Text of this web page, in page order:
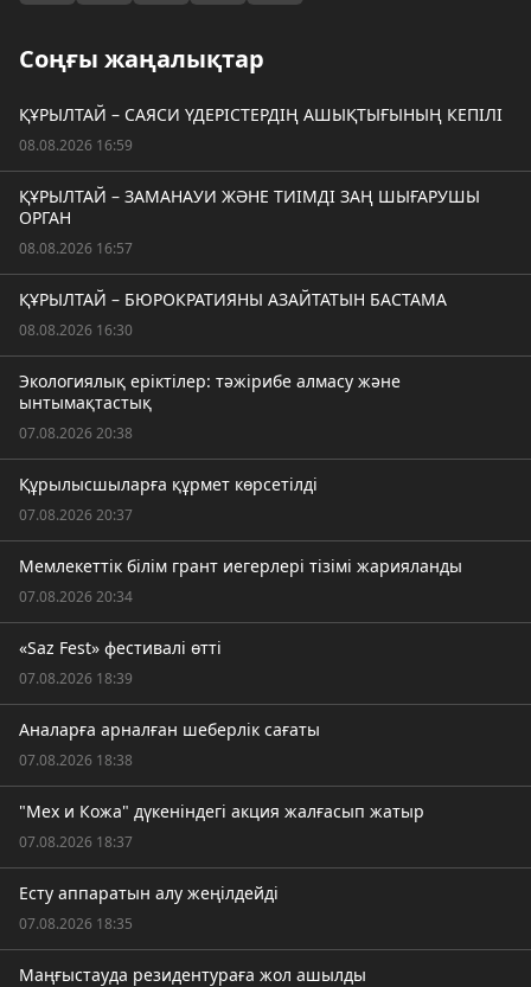
Соңғы жаңалықтар
ҚҰРЫЛТАЙ – САЯСИ ҮДЕРІСТЕРДІҢ АШЫҚТЫҒЫНЫҢ КЕПІЛІ
08.08.2026 16:59
ҚҰРЫЛТАЙ – ЗАМАНАУИ ЖӘНЕ ТИІМДІ ЗАҢ ШЫҒАРУШЫ
ОРГАН
08.08.2026 16:57
ҚҰРЫЛТАЙ – БЮРОКРАТИЯНЫ АЗАЙТАТЫН БАСТАМА
08.08.2026 16:30
Экологиялық еріктілер: тәжірибе алмасу және
ынтымақтастық
07.08.2026 20:38
Құрылысшыларға құрмет көрсетілді
07.08.2026 20:37
Мемлекеттік білім грант иегерлері тізімі жарияланды
07.08.2026 20:34
«Saz Fest» фестивалі өтті
07.08.2026 18:39
Аналарға арналған шеберлік сағаты
07.08.2026 18:38
"Мех и Кожа" дүкеніндегі акция жалғасып жатыр
07.08.2026 18:37
Есту аппаратын алу жеңілдейді
07.08.2026 18:35
Маңғыстауда резидентураға жол ашылды